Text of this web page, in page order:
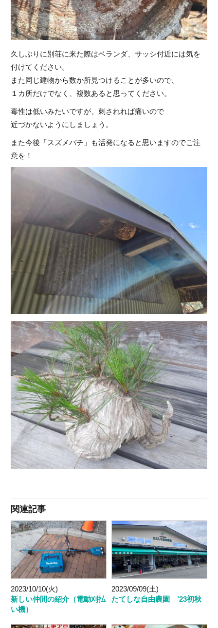
久しぶりに別荘に来た際はベランダ、サッシ付近には気を
付けてください。
また同じ建物から数か所見つけることが多いので、
１カ所だけでなく、複数あると思ってください。
毒性は低いみたいですが、刺されれば痛いので
近づかないようにしましょう。
また今後「スズメバチ」も活発になると思いますのでご注
意を！
関連記事
2023/10/10(火)
新しい仲間の紹介（電動刈払
い機）
2023/09/09(土)
たてしな自由農園 ’23初秋